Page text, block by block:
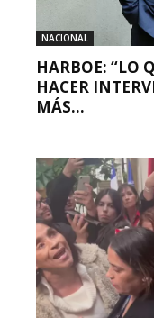
NACIONAL
HARBOE: “LO
HACER
MÁS...